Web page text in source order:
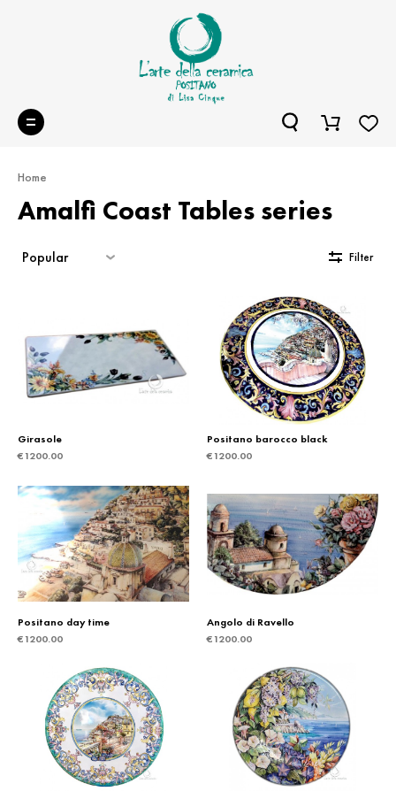
Home
Amalfi Coast Tables series
Filter
Girasole
€1200.00
Positano barocco black
€1200.00
Positano day time
€1200.00
Angolo di Ravello
€1200.00